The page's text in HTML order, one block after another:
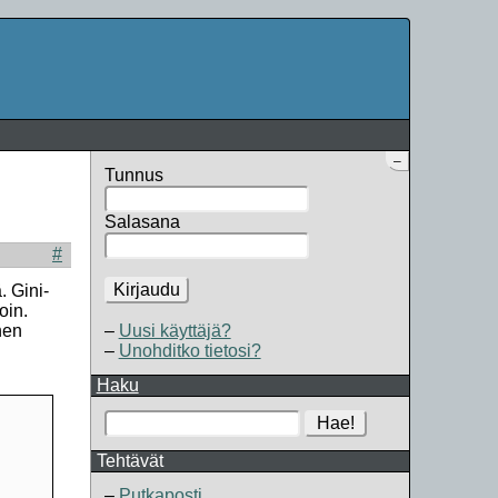
–
Tunnus
Salasana
Kirjaudu
Uusi käyttäjä?
Unohditko tietosi?
Haku
Hae!
Tehtävät
#
Gini-